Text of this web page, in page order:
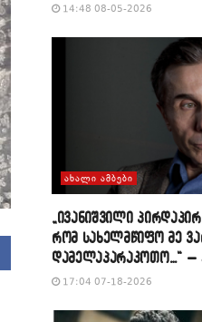
14:48 08-05-2026
ᲐᲮᲐᲚᲘ ᲐᲛᲑᲔᲑᲘ
„ივანიშვილი
რომ სახელმწიფო მე
დამელაპარაკოთო…“ –
17:04 07-18-2026